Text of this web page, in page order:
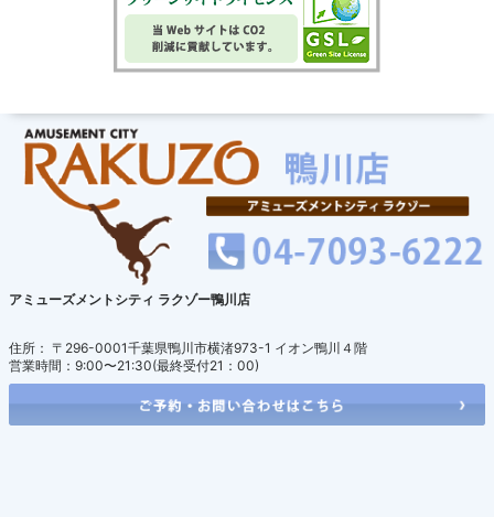
アミューズメントシティ ラクゾー鴨川店
住所： 〒296-0001千葉県鴨川市横渚973-1 イオン鴨川４階
営業時間：9:00〜21:30(最終受付21：00)